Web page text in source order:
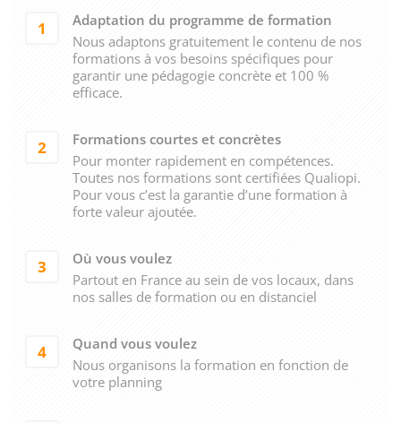
1
Adaptation du programme de formation
Nous adaptons gratuitement le contenu de nos
formations à vos besoins spécifiques pour
garantir une pédagogie concrète et 100 %
efficace.
2
Formations courtes et concrètes
Pour monter rapidement en compétences.
Toutes nos formations sont certifiées Qualiopi.
Pour vous c’est la garantie d’une formation à
forte valeur ajoutée.
3
Où vous voulez
Partout en France au sein de vos locaux, dans
nos salles de formation ou en distanciel
4
Quand vous voulez
Nous organisons la formation en fonction de
votre planning